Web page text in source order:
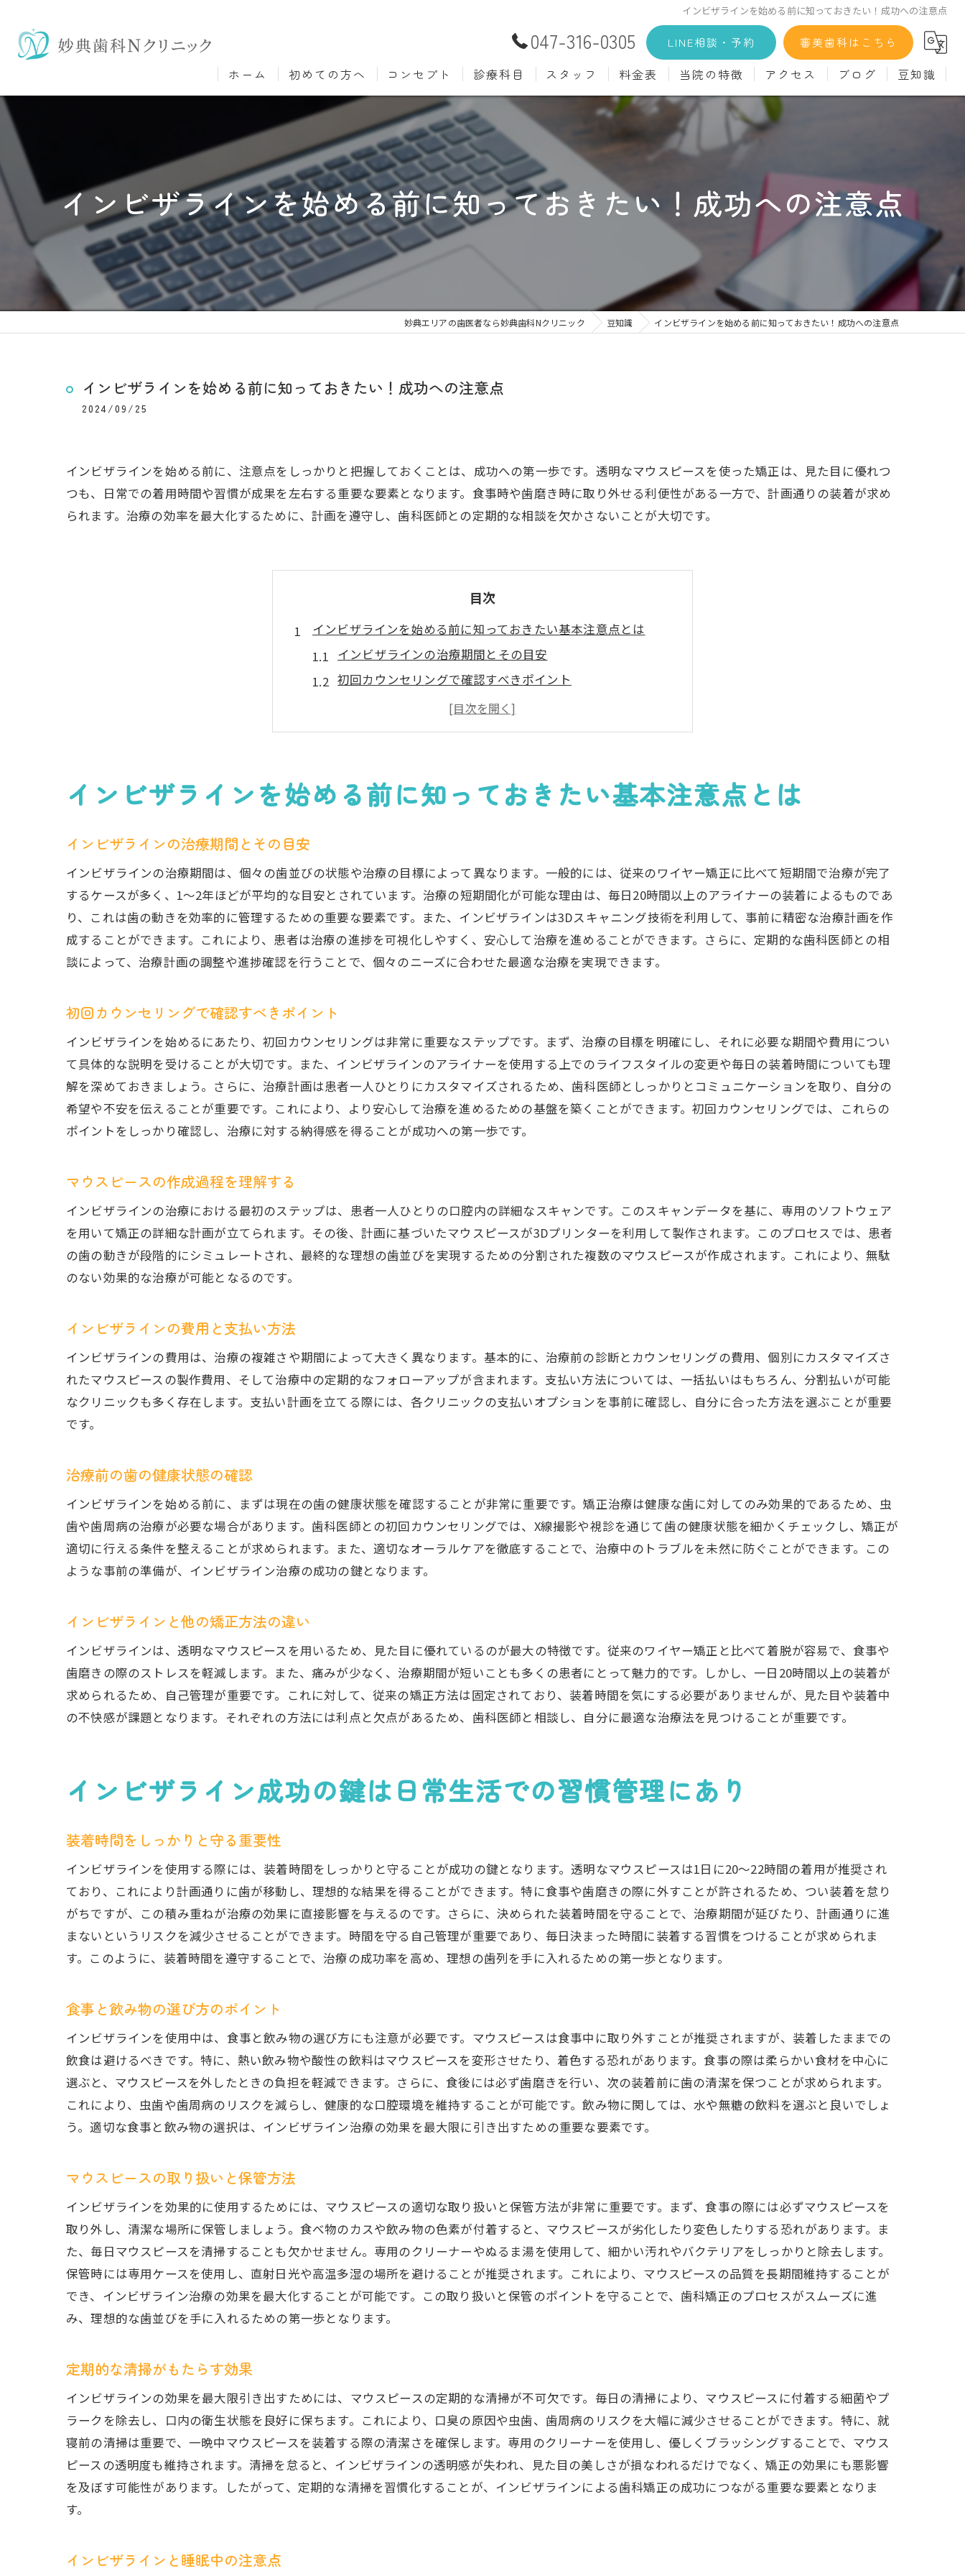
インビザラインを始める前に知っておきたい！成功への注意点
047-316-0305 LINE相談・予約 審美歯科はこちら
ホーム 初めての方へ コンセプト 診療科目
むし歯治療 予防歯科
小児歯科 入れ歯(義歯)
口腔外科 歯周病治療
ホワイトニング
親知らず
大人の矯正 子どもの矯正
スタッフ 料金表
材料詳細
自費診療料金
当院の特徴
マウスピース矯正
インプラント
セラミック
クリーニング
施設基準
アクセス ブログ 豆知識
インビザラインを始める前に知っておきたい！成功への注意点
妙典エリアの歯医者なら妙典歯科Nクリニック 豆知識 インビザラインを始める前に知っておきたい！成功への注意点
インビザラインを始める前に知っておきたい！成功への注意点
2024/09/25
インビザラインを始める前に、注意点をしっかりと把握しておくことは、成功への第一歩です。透明なマウスピースを使った矯正は、見た目に優れつ
つも、日常での着用時間や習慣が成果を左右する重要な要素となります。食事時や歯磨き時に取り外せる利便性がある一方で、計画通りの装着が求め
られます。治療の効率を最大化するために、計画を遵守し、歯科医師との定期的な相談を欠かさないことが大切です。
目次
インビザラインを始める前に知っておきたい基本注意点とは
インビザラインの治療期間とその目安
初回カウンセリングで確認すべきポイント
マウスピースの作成過程を理解する
インビザラインの費用と支払い方法
インビザラインと他の矯正方法の違い
インビザライン成功の鍵は日常生活での習慣管理にあり
マウスピースの取り扱いと保管方法
定期的な清掃がもたらす効果
インビザラインと睡眠中の注意点
仕事や学校でのインビザラインの気配り
外出先でのインビザライン維持法
アプリを活用した習慣管理
家族や友人の協力を得る
ライフスタイルに合わせた時間管理
スムーズな治療のための自己管理
予定変更時のリスクについて
歯科医師との連携の重要性
定期相談の頻度と内容
相談時に確認すべき治療の進捗状況
異常を感じた時の対応法
インビザラインの利便性を生かすための取り外し時の注意点
取り外しのタイミングと方法
紛失や破損を避けるための対策
取り外しを急ぐ際の注意点
インビザライン治療の成果を最大化するための自己管理術
日常的なケア習慣の確立
インビザラインと食生活の見直し
インビザラインと理想の笑顔を手に入れるための準備
治療後のメンテナンス計画
笑顔に自信を持つためのセルフケア
矯正後のライフスタイルの選択
美しい笑顔のためのフェイスケア
インビザラインを始める前に知っておきたい基本注意点とは
インビザラインの治療期間とその目安
インビザラインの治療期間は、個々の歯並びの状態や治療の目標によって異なります。一般的には、従来のワイヤー矯正に比べて短期間で治療が完了
するケースが多く、1〜2年ほどが平均的な目安とされています。治療の短期間化が可能な理由は、毎日20時間以上のアライナーの装着によるものであ
り、これは歯の動きを効率的に管理するための重要な要素です。また、インビザラインは3Dスキャニング技術を利用して、事前に精密な治療計画を作
成することができます。これにより、患者は治療の進捗を可視化しやすく、安心して治療を進めることができます。さらに、定期的な歯科医師との相
談によって、治療計画の調整や進捗確認を行うことで、個々のニーズに合わせた最適な治療を実現できます。
初回カウンセリングで確認すべきポイント
インビザラインを始めるにあたり、初回カウンセリングは非常に重要なステップです。まず、治療の目標を明確にし、それに必要な期間や費用につい
て具体的な説明を受けることが大切です。また、インビザラインのアライナーを使用する上でのライフスタイルの変更や毎日の装着時間についても理
解を深めておきましょう。さらに、治療計画は患者一人ひとりにカスタマイズされるため、歯科医師としっかりとコミュニケーションを取り、自分の
希望や不安を伝えることが重要です。これにより、より安心して治療を進めるための基盤を築くことができます。初回カウンセリングでは、これらの
ポイントをしっかり確認し、治療に対する納得感を得ることが成功への第一歩です。
マウスピースの作成過程を理解する
インビザラインの治療における最初のステップは、患者一人ひとりの口腔内の詳細なスキャンです。このスキャンデータを基に、専用のソフトウェア
を用いて矯正の詳細な計画が立てられます。その後、計画に基づいたマウスピースが3Dプリンターを利用して製作されます。このプロセスでは、患者
の歯の動きが段階的にシミュレートされ、最終的な理想の歯並びを実現するための分割された複数のマウスピースが作成されます。これにより、無駄
のない効果的な治療が可能となるのです。
インビザラインの費用と支払い方法
インビザラインの費用は、治療の複雑さや期間によって大きく異なります。基本的に、治療前の診断とカウンセリングの費用、個別にカスタマイズさ
れたマウスピースの製作費用、そして治療中の定期的なフォローアップが含まれます。支払い方法については、一括払いはもちろん、分割払いが可能
なクリニックも多く存在します。支払い計画を立てる際には、各クリニックの支払いオプションを事前に確認し、自分に合った方法を選ぶことが重要
です。
治療前の歯の健康状態の確認
インビザラインを始める前に、まずは現在の歯の健康状態を確認することが非常に重要です。矯正治療は健康な歯に対してのみ効果的であるため、虫
歯や歯周病の治療が必要な場合があります。歯科医師との初回カウンセリングでは、X線撮影や視診を通じて歯の健康状態を細かくチェックし、矯正が
適切に行える条件を整えることが求められます。また、適切なオーラルケアを徹底することで、治療中のトラブルを未然に防ぐことができます。この
ような事前の準備が、インビザライン治療の成功の鍵となります。
インビザラインと他の矯正方法の違い
インビザラインは、透明なマウスピースを用いるため、見た目に優れているのが最大の特徴です。従来のワイヤー矯正と比べて着脱が容易で、食事や
歯磨きの際のストレスを軽減します。また、痛みが少なく、治療期間が短いことも多くの患者にとって魅力的です。しかし、一日20時間以上の装着が
求められるため、自己管理が重要です。これに対して、従来の矯正方法は固定されており、装着時間を気にする必要がありませんが、見た目や装着中
の不快感が課題となります。それぞれの方法には利点と欠点があるため、歯科医師と相談し、自分に最適な治療法を見つけることが重要です。
インビザライン成功の鍵は日常生活での習慣管理にあり
装着時間をしっかりと守る重要性
インビザラインを使用する際には、装着時間をしっかりと守ることが成功の鍵となります。透明なマウスピースは1日に20〜22時間の着用が推奨され
ており、これにより計画通りに歯が移動し、理想的な結果を得ることができます。特に食事や歯磨きの際に外すことが許されるため、つい装着を怠り
がちですが、この積み重ねが治療の効果に直接影響を与えるのです。さらに、決められた装着時間を守ることで、治療期間が延びたり、計画通りに進
まないというリスクを減少させることができます。時間を守る自己管理が重要であり、毎日決まった時間に装着する習慣をつけることが求められま
す。このように、装着時間を遵守することで、治療の成功率を高め、理想の歯列を手に入れるための第一歩となります。
食事と飲み物の選び方のポイント
インビザラインを使用中は、食事と飲み物の選び方にも注意が必要です。マウスピースは食事中に取り外すことが推奨されますが、装着したままでの
飲食は避けるべきです。特に、熱い飲み物や酸性の飲料はマウスピースを変形させたり、着色する恐れがあります。食事の際は柔らかい食材を中心に
選ぶと、マウスピースを外したときの負担を軽減できます。さらに、食後には必ず歯磨きを行い、次の装着前に歯の清潔を保つことが求められます。
これにより、虫歯や歯周病のリスクを減らし、健康的な口腔環境を維持することが可能です。飲み物に関しては、水や無糖の飲料を選ぶと良いでしょ
う。適切な食事と飲み物の選択は、インビザライン治療の効果を最大限に引き出すための重要な要素です。
マウスピースの取り扱いと保管方法
インビザラインを効果的に使用するためには、マウスピースの適切な取り扱いと保管方法が非常に重要です。まず、食事の際には必ずマウスピースを
取り外し、清潔な場所に保管しましょう。食べ物のカスや飲み物の色素が付着すると、マウスピースが劣化したり変色したりする恐れがあります。ま
た、毎日マウスピースを清掃することも欠かせません。専用のクリーナーやぬるま湯を使用して、細かい汚れやバクテリアをしっかりと除去します。
保管時には専用ケースを使用し、直射日光や高温多湿の場所を避けることが推奨されます。これにより、マウスピースの品質を長期間維持することが
でき、インビザライン治療の効果を最大化することが可能です。この取り扱いと保管のポイントを守ることで、歯科矯正のプロセスがスムーズに進
み、理想的な歯並びを手に入れるための第一歩となります。
定期的な清掃がもたらす効果
インビザラインの効果を最大限引き出すためには、マウスピースの定期的な清掃が不可欠です。毎日の清掃により、マウスピースに付着する細菌やプ
ラークを除去し、口内の衛生状態を良好に保ちます。これにより、口臭の原因や虫歯、歯周病のリスクを大幅に減少させることができます。特に、就
寝前の清掃は重要で、一晩中マウスピースを装着する際の清潔さを確保します。専用のクリーナーを使用し、優しくブラッシングすることで、マウス
ピースの透明度も維持されます。清掃を怠ると、インビザラインの透明感が失われ、見た目の美しさが損なわれるだけでなく、矯正の効果にも悪影響
を及ぼす可能性があります。したがって、定期的な清掃を習慣化することが、インビザラインによる歯科矯正の成功につながる重要な要素となりま
す。
インビザラインと睡眠中の注意点